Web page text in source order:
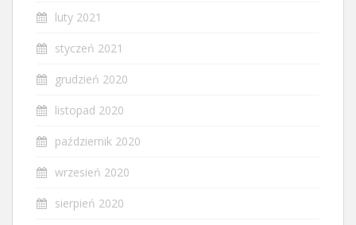
luty 2021
styczeń 2021
grudzień 2020
listopad 2020
październik 2020
wrzesień 2020
sierpień 2020